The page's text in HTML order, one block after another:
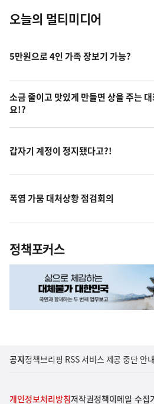
오늘의 멀티미디어
5만원으로 4인 가족 장보기 가능?
소금 줄이고 맛있게 만들면 상을 주는
요!?
갑자기 계정이 정지됐다고?!
폭염 가뭄 대처상황 점검회의
정책포커스
공지정책브리핑 RSS 서비스 제공 중단 안내
개인정보처리방침저작권정책이메일 수집